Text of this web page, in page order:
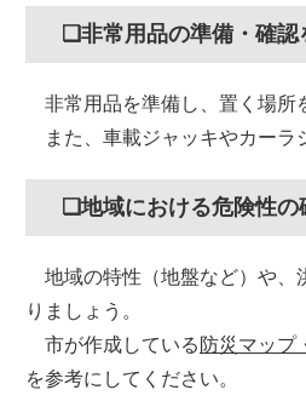
❏非常用品の準備・確認
非常用品を準備し、置く場所
また、車載ジャッキやカーラ
❏地域における危険性の
地域の特性（地盤など）や、
りましょう。
市が作成している 防災マップ
を参考にしてください。